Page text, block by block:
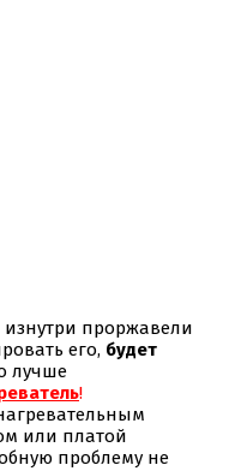
изнутри проржавели
его, будет
лучше
!
или платой
проблему не